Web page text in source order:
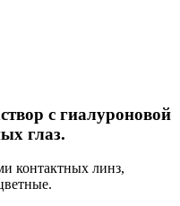
с гиалуроновой
глаз.
контактных линз,